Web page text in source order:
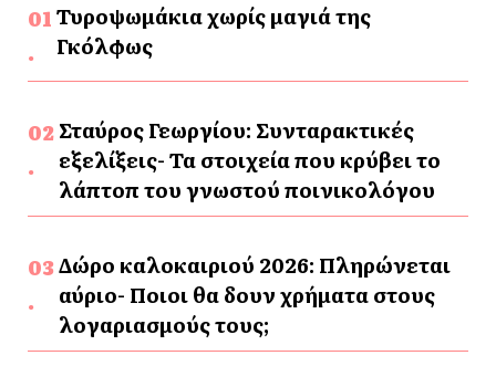
Τυροψωμάκια χωρίς μαγιά της
Γκόλφως
Σταύρος Γεωργίου: Συνταρακτικές
εξελίξεις- Τα στοιχεία που κρύβει το
λάπτοπ του γνωστού ποινικολόγου
Δώρο καλοκαιριού 2026: Πληρώνεται
αύριο- Ποιοι θα δουν χρήματα στους
λογαριασμούς τους;